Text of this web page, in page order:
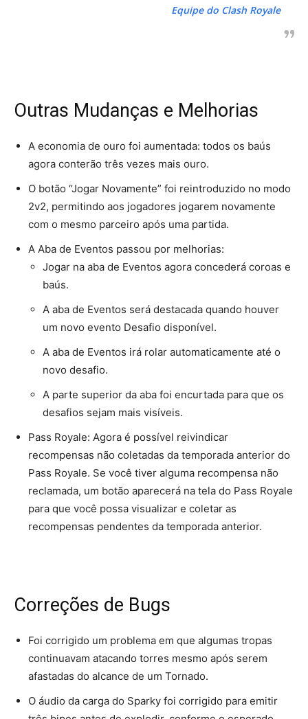
Equipe do Clash Royale
Outras Mudanças e Melhorias
A economia de ouro foi aumentada: todos os baús
agora conterão três vezes mais ouro.
O botão “Jogar Novamente” foi reintroduzido no modo
2v2, permitindo aos jogadores jogarem novamente
com o mesmo parceiro após uma partida.
A Aba de Eventos passou por melhorias:
Jogar na aba de Eventos agora concederá coroas e
baús.
A aba de Eventos será destacada quando houver
um novo evento Desafio disponível.
A aba de Eventos irá rolar automaticamente até o
novo desafio.
A parte superior da aba foi encurtada para que os
desafios sejam mais visíveis.
Pass Royale: Agora é possível reivindicar
recompensas não coletadas da temporada anterior do
Pass Royale. Se você tiver alguma recompensa não
reclamada, um botão aparecerá na tela do Pass Royale
para que você possa visualizar e coletar as
recompensas pendentes da temporada anterior.
Correções de Bugs
Foi corrigido um problema em que algumas tropas
continuavam atacando torres mesmo após serem
afastadas do alcance de um Tornado.
O áudio da carga do Sparky foi corrigido para emitir